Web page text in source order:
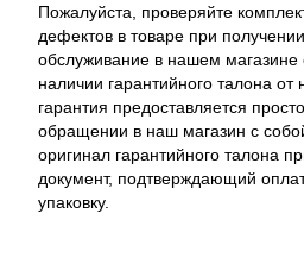
Пожалуйста, проверяйте
дефектов в товаре при
обслуживание в нашем магазине
наличии гарантийного талона от
гарантия предоставляется
обращении в наш магазин с
оригинал гарантийного талона
документ, подтверждающий
упаковку.